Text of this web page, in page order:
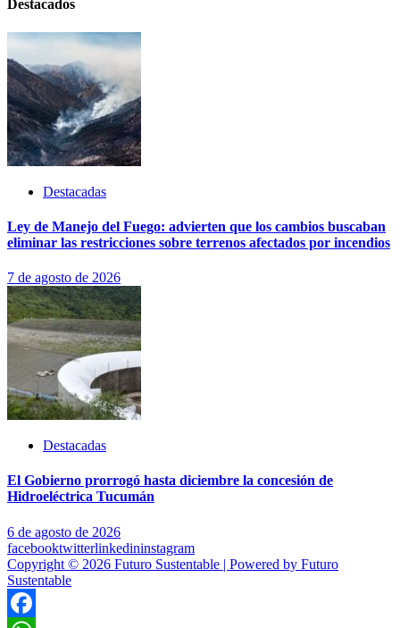
Destacados
Destacadas
Ley de Manejo del Fuego: advierten que los cambios buscaban
eliminar las restricciones sobre terrenos afectados por incendios
7 de agosto de 2026
Destacadas
El Gobierno prorrogó hasta diciembre la concesión de
Hidroeléctrica Tucumán
6 de agosto de 2026
facebooktwitterlinkedininstagram
Copyright © 2026 Futuro Sustentable | Powered by Futuro
Sustentable